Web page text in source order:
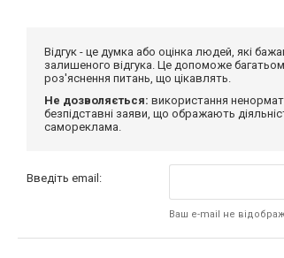
Відгук - це думка або оцінка людей, які
залишеного відгука. Це допоможе
роз'яснення питань, що цікавлять.
Не дозволяється: використання
безпідставні заяви, що ображають
самореклама.
Введіть email:
Ваш e-mail не